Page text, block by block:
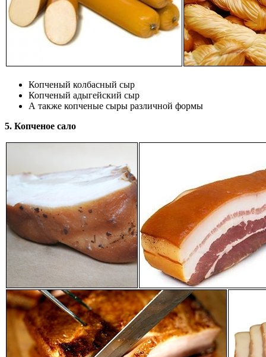
Копченый колбасный сыр
Копченый адыгейский сыр
А также копченые сыры различной формы
5. Копченое сало